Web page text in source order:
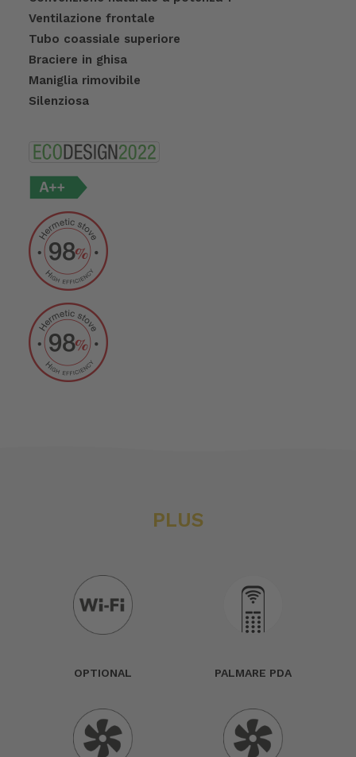
Ventilazione frontale
Tubo coassiale superiore
Braciere in ghisa
Maniglia rimovibile
Silenziosa
PLUS
OPTIONAL PALMARE PDA